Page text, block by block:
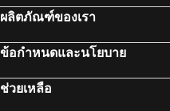
ออด-วูเอด
Seventeenth-century canal ring area of Amsterdam inside the Singelgracht
เซนต์นิโคลัสเชิร์ช
ผลิตภัณฑ์ของเรา
ข้อกำหนดและนโยบาย
ช่วยเหลือ